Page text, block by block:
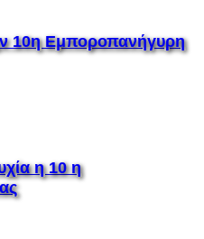
10η Εμποροπανήγυρη
η 10 η